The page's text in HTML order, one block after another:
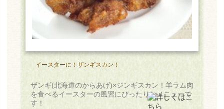
イースターに！ザンギスカン！
ザンギ(北海道のからあげ)×ジンギスカン！羊ラム肉
を食べるイースターの風習にぴったりなメニューで
す！